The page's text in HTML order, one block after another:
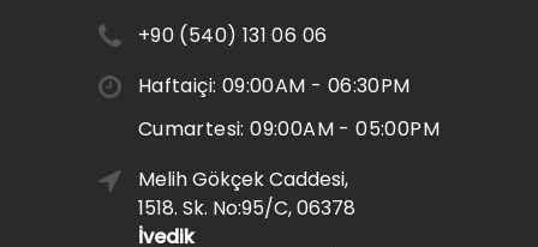
+90 (540) 131 06 06
Haftaiçi: 09:00AM - 06:30PM
Cumartesi: 09:00AM - 05:00PM
Melih Gökçek Caddesi,
1518. Sk. No:95/C, 06378
İvedik